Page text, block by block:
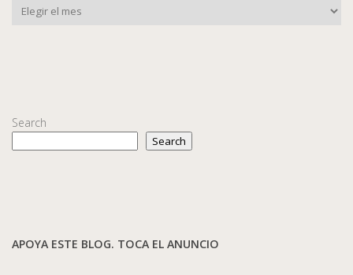
Search
Search
APOYA ESTE BLOG. TOCA EL ANUNCIO